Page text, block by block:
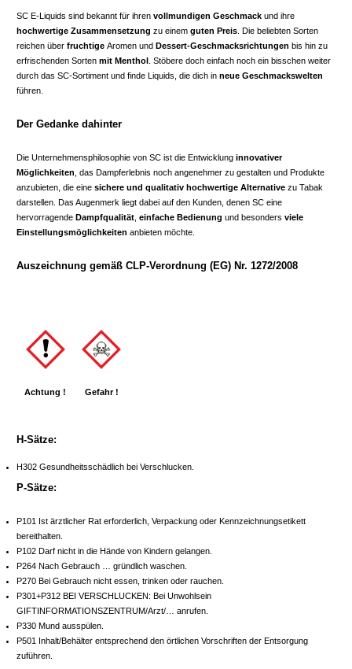
SC E-Liquids sind bekannt für ihren vollmundigen Geschmack und ihre
hochwertige Zusammensetzung zu einem guten Preis . Die beliebten Sorten
reichen über fruchtige Aromen und Dessert-Geschmacksrichtungen bis hin zu
erfrischenden Sorten mit Menthol
. Stöbere doch einfach noch ein bisschen weiter
durch das SC-Sortiment und finde Liquids, die dich in neue Geschmackswelten
führen.
Der Gedanke dahinter
Die Unternehmensphilosophie von SC ist die Entwicklung innovativer
Möglichkeiten , das Dampferlebnis noch angenehmer zu gestalten und Produkte
anzubieten, die eine sichere und qualitativ hochwertige Alternative zu Tabak
darstellen. Das Augenmerk liegt dabei auf den Kunden, denen SC eine
hervorragende Dampfqualität einfache Bedienung und besonders viele
Einstellungsmöglichkeiten anbieten möchte.
Auszeichnung gemäß CLP-Verordnung (EG) Nr. 1272/2008
Achtung ! Gefahr !
H-Sätze:
H302 Gesundheitsschädlich bei Verschlucken.
P-Sätze:
P101 Ist ärztlicher Rat erforderlich, Verpackung oder Kennzeichnungsetikett
bereithalten.
P102 Darf nicht in die Hände von Kindern gelangen.
P264 Nach Gebrauch … gründlich waschen.
P270 Bei Gebrauch nicht essen, trinken oder rauchen.
P301+P312 BEI VERSCHLUCKEN: Bei Unwohlsein
GIFTINFORMATIONSZENTRUM/Arzt/… anrufen.
P330 Mund ausspülen.
P501 Inhalt/Behälter entsprechend den örtlichen Vorschriften der Entsorgung
zuführen.